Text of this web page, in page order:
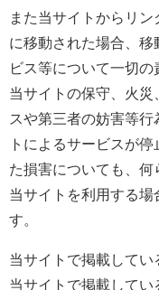
また当サイトからリ
に移動された場合、
ビス等について一切の
当サイトの保守、火
スや第三者の妨害等
トによるサービスが
た損害についても、何
当サイトを利用する場
す。
当サイトで掲載して
当サイトで掲載して